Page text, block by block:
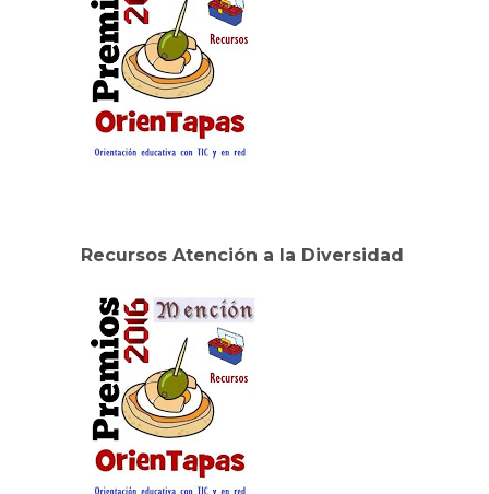
Recursos Atención a la Diversidad